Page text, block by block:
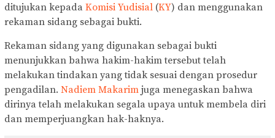
ditujukan kepada Komisi Yudisial (KY) dan menggunakan
rekaman sidang sebagai bukti.
Rekaman sidang yang digunakan sebagai bukti
menunjukkan bahwa hakim-hakim tersebut telah
melakukan tindakan yang tidak sesuai dengan prosedur
pengadilan. Nadiem Makarim juga menegaskan bahwa
dirinya telah melakukan segala upaya untuk membela diri
dan memperjuangkan hak-haknya.